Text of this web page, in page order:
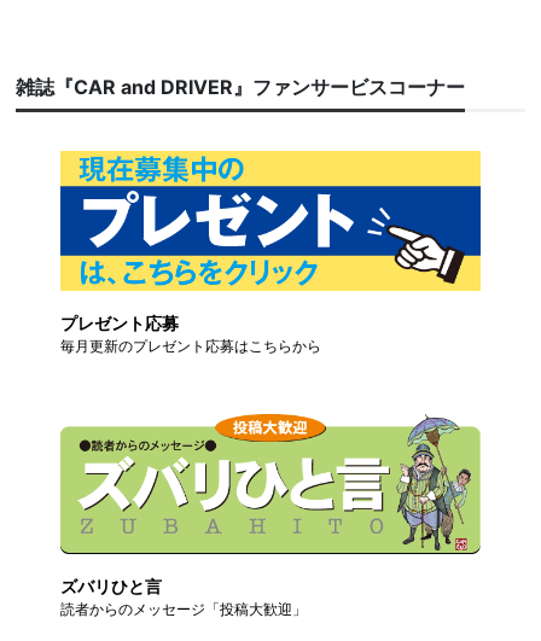
雑誌『CAR and DRIVER』ファンサービスコーナー
プレゼント応募
毎月更新のプレゼント応募はこちらから
ズバリひと言
読者からのメッセージ「投稿大歓迎」